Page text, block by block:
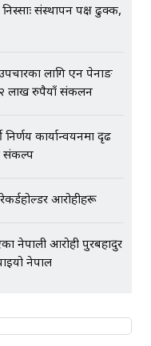
निस्साः संस्थापन पक्ष ढुक्क,
लागि एन पेनाङ
लाख रुपैयाँ संकलन
निर्णय कार्यान्वयनमा दृढ
संकल्प
आरोहीहरू
नेपाली आरोही पुरबहादुर
नेपाल